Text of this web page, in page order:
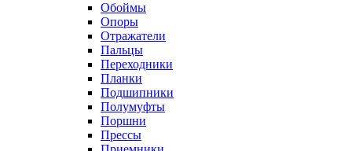
Обоймы
Опоры
Отражатели
Пальцы
Переходники
Планки
Подшипники
Полумуфты
Поршни
Прессы